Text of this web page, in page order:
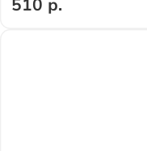
510 р.